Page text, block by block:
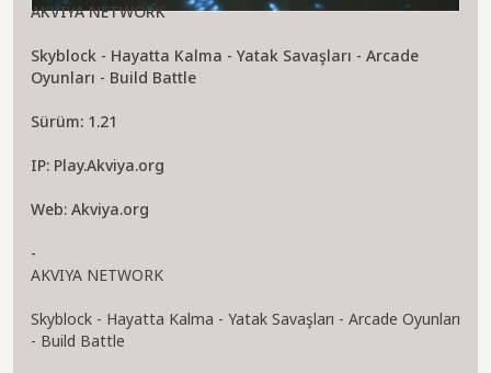
AKVIYA NETWORK
Skyblock - Hayatta Kalma - Yatak Savaşları - Arcade
Oyunları - Build Battle
Sürüm: 1.21
IP: Play.Akviya.org
Web: Akviya.org
-
AKVIYA NETWORK
Skyblock - Hayatta Kalma - Yatak Savaşları - Arcade Oyunları
- Build Battle